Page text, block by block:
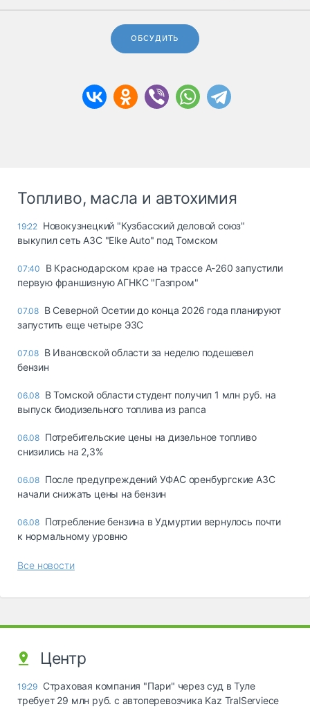
ОБСУДИТЬ
Топливо, масла и автохимия
19:22 Новокузнецкий "Кузбасский деловой союз"
выкупил сеть АЗС "Elke Auto" под Томском
07:40
В Краснодарском крае на трассе А-260 запустили
первую франшизную АГНКС "Газпром"
07.08 В Северной Осетии до конца 2026 года планируют
запустить еще четыре ЭЗС
07.08 В Ивановской области за неделю подешевел
бензин
06.08 В Томской области студент получил 1 млн руб. на
выпуск биодизельного топлива из рапса
06.08 Потребительские цены на дизельное топливо
снизились на 2,3%
06.08 После предупреждений УФАС оренбургские АЗС
начали снижать цены на бензин
06.08 Потребление бензина в Удмуртии вернулось почти
к нормальному уровню
Все новости
Центр
19:29 Страховая компания "Пари" через суд в Туле
требует 29 млн руб. с автоперевозчика Kaz TralServiece